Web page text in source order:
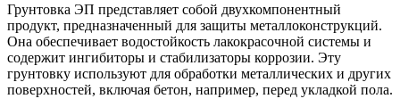
Грунтовка ЭП представляет собой двухкомпонентный
продукт, предназначенный для защиты металлоконструкций.
Она обеспечивает водостойкость лакокрасочной системы и
содержит ингибиторы и стабилизаторы коррозии. Эту
грунтовку используют для обработки металлических и других
поверхностей, включая бетон, например, перед укладкой пола.